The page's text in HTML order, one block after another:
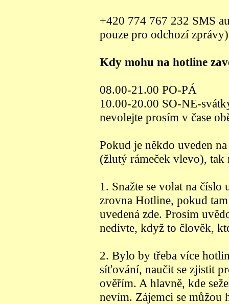
+420 774 767 232 SMS
pouze pro odchozí zprávy)
Kdy mohu na hotline
08.00-21.00 PO-PÁ
10.00-20.00 SO-NE-
nevolejte prosím v čase
Pokud je někdo uveden
(žlutý rámeček vlevo), tak
1. Snažte se volat na
zrovna Hotline, pokud
uvedená zde. Prosím
nedivte, když to člověk,
2. Bylo by třeba více
síťování, naučit se zjistit
ověřím. A hlavně, kde
nevím. Zájemci se můžou